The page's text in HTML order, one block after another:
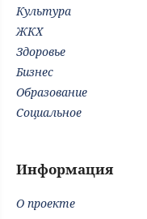
Культура
ЖКХ
Здоровье
Бизнес
Образование
Социальное
Информация
О проекте